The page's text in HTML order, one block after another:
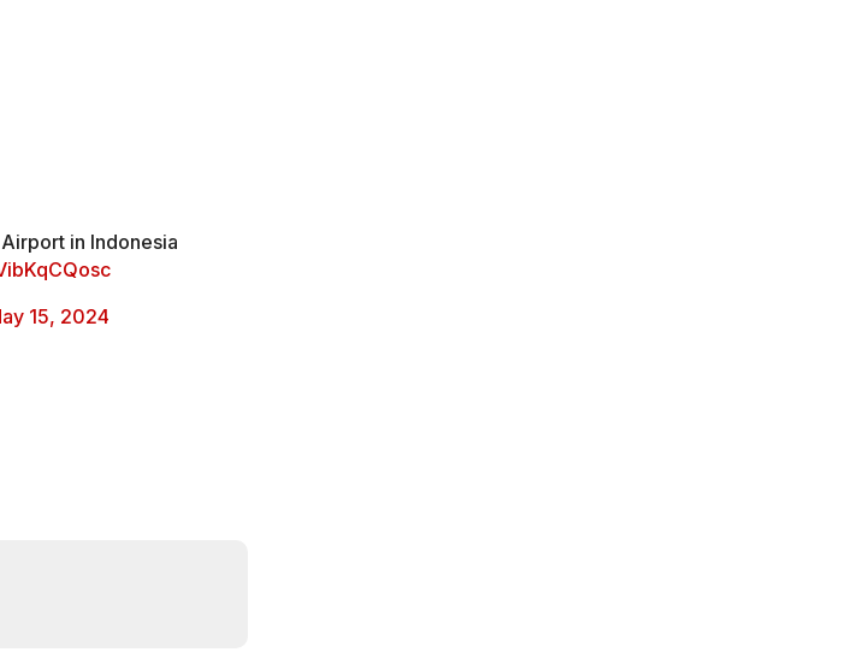
in Indonesia
15, 2024